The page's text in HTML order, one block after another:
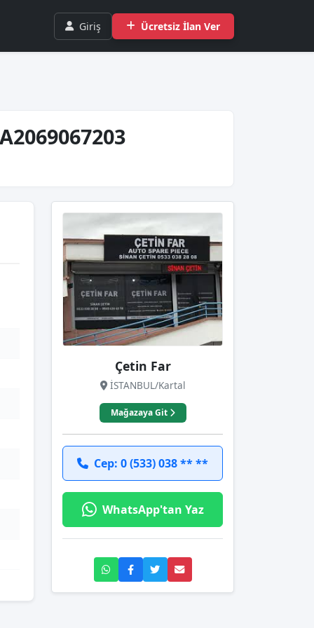
Giriş Ücretsiz İlan Ver
Çetin Far
İSTANBUL/Kartal
Mağazaya Git
Cep: 0 (533) 038 ** **
WhatsApp'tan Yaz